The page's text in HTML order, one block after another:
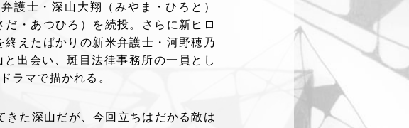
護士・深山大翔（みやま・ひろと）
・あつひろ）を続投。さらに新ヒロ
えたばかりの新米弁護士・河野穂乃
出会い、斑目法律事務所の一員とし
ラマで描かれる。
た深山だが、今回立ちはだかる敵は